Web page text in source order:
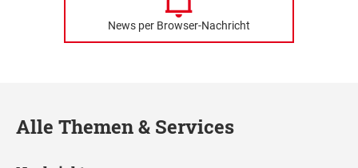
News per Browser-Nachricht
Alle Themen & Services